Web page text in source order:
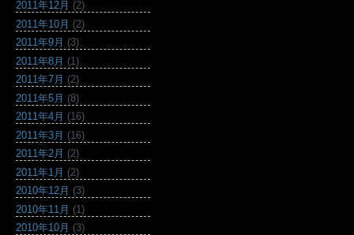
2011年12月 (2)
2011年10月 (2)
2011年9月 (3)
2011年8月 (1)
2011年7月 (2)
2011年5月 (8)
2011年4月 (16)
2011年3月 (16)
2011年2月 (2)
2011年1月 (2)
2010年12月 (3)
2010年11月 (1)
2010年10月 (3)